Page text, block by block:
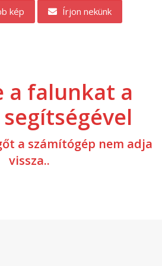
kép Írjon nekünk
a falunkat a
a számítógép nem adja
vissza..